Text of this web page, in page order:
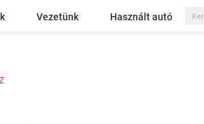
Vezetünk Használt autó